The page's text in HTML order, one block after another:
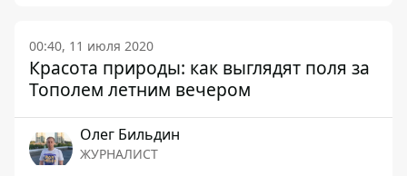
00:40, 11 июля 2020
Красота природы: как выглядят поля за
Тополем летним вечером
Олег Бильдин
ЖУРНАЛИСТ